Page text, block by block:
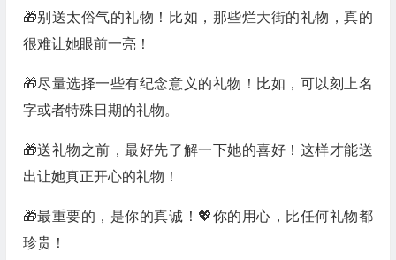
🎁别送太俗气的礼物！比如，那些烂大街的礼物，真的
很难让她眼前一亮！
🎁尽量选择一些有纪念意义的礼物！比如，可以刻上名
字或者特殊日期的礼物。
🎁送礼物之前，最好先了解一下她的喜好！这样才能送
出让她真正开心的礼物！
🎁最重要的，是你的真诚！💖你的用心，比任何礼物都
珍贵！